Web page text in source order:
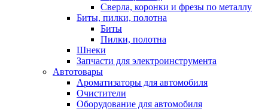
Сверла, коронки и фрезы по металлу
Биты, пилки, полотна
Биты
Пилки, полотна
Шнеки
Запчасти для электроинструмента
Автотовары
Ароматизаторы для автомобиля
Очистители
Оборудование для автомобиля